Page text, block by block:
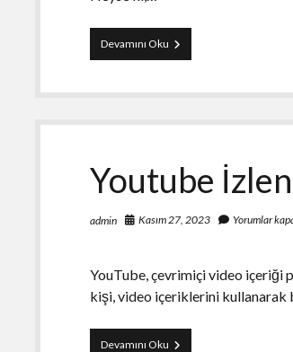
Devamını Oku Porselen
Diş
–
DENT
Youtube
admin Kasım 27, 2023 Yorumlar
YouTube, çevrimiçi video
kişi, video içeriklerini kullanarak
Devamını Oku Youtube